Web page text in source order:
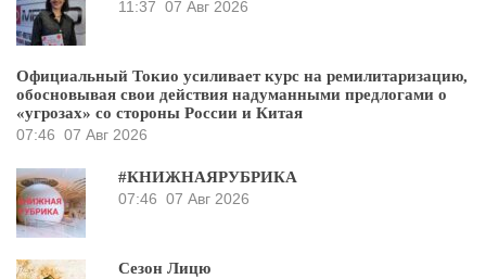
11:37 07 Авг 2026
Официальный Токио усиливает курс на ремилитаризацию,
обосновывая свои действия надуманными предлогами о
«угрозах» со стороны России и Китая
07:46 07 Авг 2026
#КНИЖНАЯРУБРИКА
07:46 07 Авг 2026
Сезон Лицю